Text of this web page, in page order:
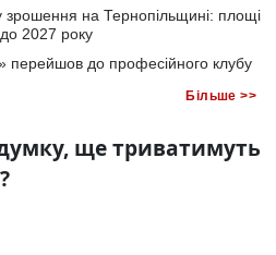
зрошення на Тернопільщині: площі
до 2027 року
перейшов до професійного клубу
Більше >>
ще триватимуть